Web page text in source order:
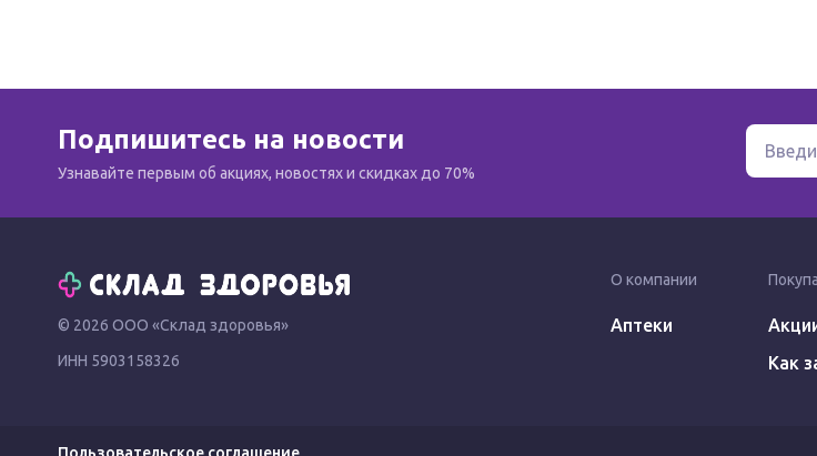
Подпишитесь на новости
Узнавайте первым об акциях, новостях и скидках до 70%
© 2026 ООО «Склад здоровья»
ИНН 5903158326
О компании
Аптеки
Как